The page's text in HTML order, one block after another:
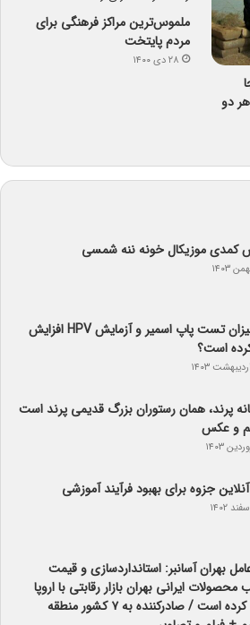
دو
ملموس‌ترین مراکز فرهنگی برای
مردم پایتخت
۲۸ دی ۱۴۰۰
کمدی موزیکال خونه ننه شمسی
چرا میزان تست پاپ اسمیر و آزمایش HPV افزایش
است؟
پرند، همان رستوران بزرگ قدیمی پرند است
و عکس
جزوه برای بهبود فرآیند آموزشی
بهران آسانبر: استانداردسازی و قیمت
محصولات ایرانی بهران بازار رقابتی با اروپا
ایجاد کرده است / صادرکننده به ۷ کشور منطقه